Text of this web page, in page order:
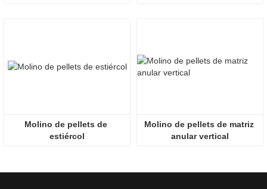
Molino de pellets de
estiércol
Molino de pellets de matriz
anular vertical